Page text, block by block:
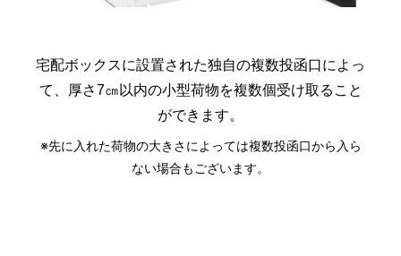
宅配ボックスに設置された独自の複数投函口によっ
て、厚さ7㎝以内の小型荷物を複数個受け取ること
ができます。
※先に入れた荷物の大きさによっては複数投函口から入ら
ない場合もございます。